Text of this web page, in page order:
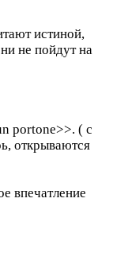
истиной,
не пойдут на
portone>>. ( с
открываются
впечатление